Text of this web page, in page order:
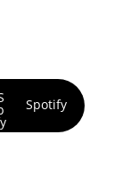
Spotify